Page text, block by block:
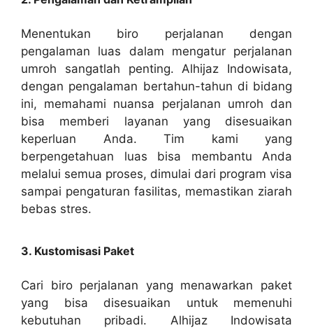
Menentukan biro perjalanan dengan
pengalaman luas dalam mengatur perjalanan
umroh sangatlah penting. Alhijaz Indowisata,
dengan pengalaman bertahun-tahun di bidang
ini, memahami nuansa perjalanan umroh dan
bisa memberi layanan yang disesuaikan
keperluan Anda. Tim kami yang
berpengetahuan luas bisa membantu Anda
melalui semua proses, dimulai dari program visa
sampai pengaturan fasilitas, memastikan ziarah
bebas stres.
3. Kustomisasi Paket
Cari biro perjalanan yang menawarkan paket
yang bisa disesuaikan untuk memenuhi
kebutuhan pribadi. Alhijaz Indowisata